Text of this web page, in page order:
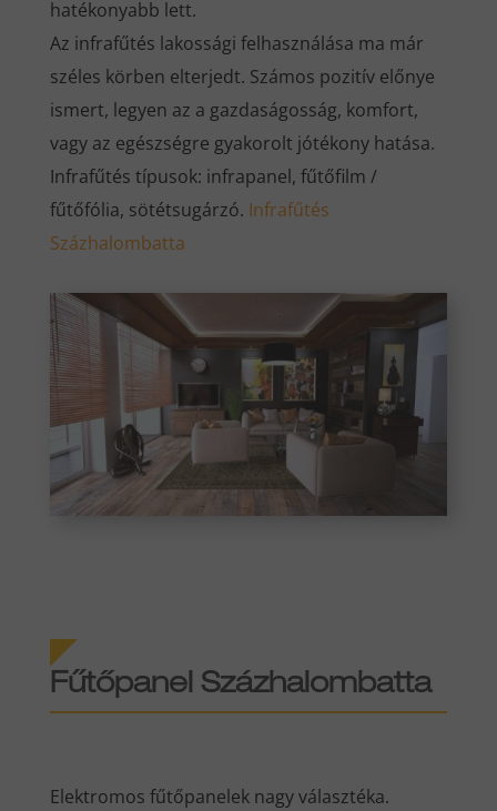
hatékonyabb lett.
Az infrafűtés lakossági felhasználása ma már
széles körben elterjedt. Számos pozitív előnye
ismert, legyen az a gazdaságosság, komfort,
vagy az egészségre gyakorolt jótékony hatása.
Infrafűtés típusok: infrapanel, fűtőfilm /
fűtőfólia, sötétsugárzó. Infrafűtés
Százhalombatta
Fűtőpanel Százhalombatta
Elektromos fűtőpanelek nagy választéka.